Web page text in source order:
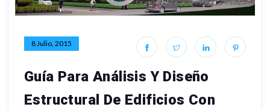
8 Julio, 2015
Guía Para Análisis Y Diseño
Estructural De Edificios Con